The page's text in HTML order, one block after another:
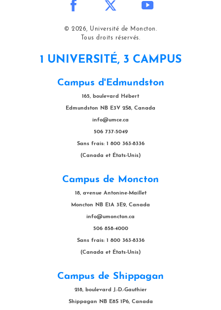
© 2026, Université de Moncton.
Tous droits réservés.
1 UNIVERSITÉ, 3 CAMPUS
Campus d'Edmundston
165, boulevard Hébert
Edmundston NB E3V 2S8, Canada
info@umce.ca
506 737-5049
Sans frais: 1 800 363-8336
(Canada et États-Unis)
Campus de Moncton
18, avenue Antonine-Maillet
Moncton NB E1A 3E9, Canada
info@umoncton.ca
506 858-4000
Sans frais: 1 800 363-8336
(Canada et États-Unis)
Campus de Shippagan
218, boulevard J.-D.-Gauthier
Shippagan NB E8S 1P6, Canada